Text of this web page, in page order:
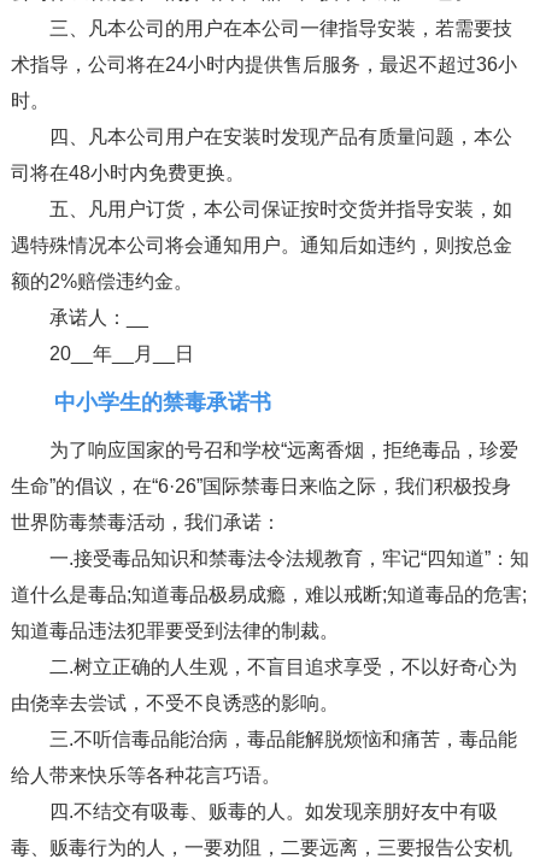
三、凡本公司的用户在本公司一律指导安装，若需要技
术指导，公司将在24小时内提供售后服务，最迟不超过36小
时。
四、凡本公司用户在安装时发现产品有质量问题，本公
司将在48小时内免费更换。
五、凡用户订货，本公司保证按时交货并指导安装，如
遇特殊情况本公司将会通知用户。通知后如违约，则按总金
额的2%赔偿违约金。
承诺人：__
20__年__月__日
中小学生的禁毒承诺书
为了响应国家的号召和学校“远离香烟，拒绝毒品，珍爱
生命”的倡议，在“6·26”国际禁毒日来临之际，我们积极投身
世界防毒禁毒活动，我们承诺：
一.接受毒品知识和禁毒法令法规教育，牢记“四知道”：知
道什么是毒品;知道毒品极易成瘾，难以戒断;知道毒品的危害;
知道毒品违法犯罪要受到法律的制裁。
二.树立正确的人生观，不盲目追求享受，不以好奇心为
由侥幸去尝试，不受不良诱惑的影响。
三.不听信毒品能治病，毒品能解脱烦恼和痛苦，毒品能
给人带来快乐等各种花言巧语。
四.不结交有吸毒、贩毒的人。如发现亲朋好友中有吸
毒、贩毒行为的人，一要劝阻，二要远离，三要报告公安机